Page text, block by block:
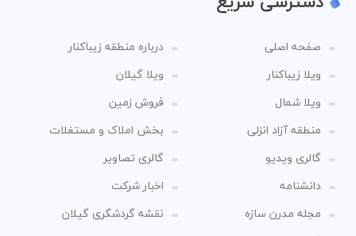
صفحه اصلی
درباره منطقه زیباکنار
ویلا زیباکنار
ویلا گیلان
ویلا شمال
فروش زمین
منطقه آزاد انزلی
بخش املاک و مستغلات
گالری ویدیو
گالری تصاویر
دانشنامه
اخبار شرکت
مجله مدرن سازه
نقشه گردشگری گیلان